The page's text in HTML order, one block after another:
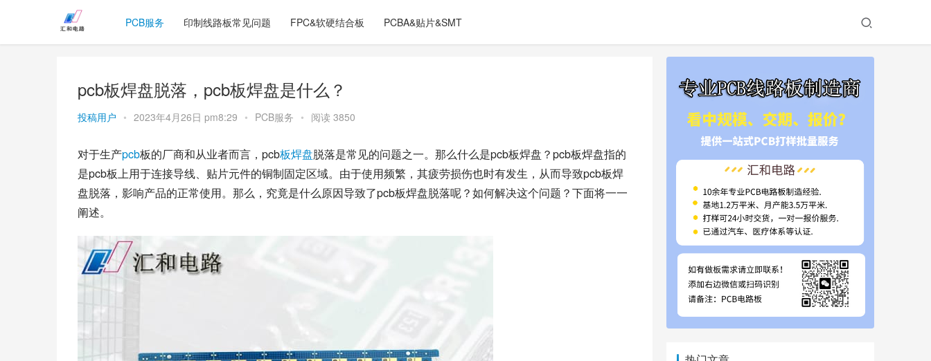
PCB服务 印制线路板常见问题 FPC&软硬结合板 PCBA&贴片&SMT
pcb板焊盘脱落，pcb板焊盘是什么？
投稿用户 • 2023年4月26日 pm8:29 • PCB服务 • 阅读 3850
对于生产pcb板的厂商和从业者而言，pcb板焊盘脱落是常见的问题之一。那么什么是pcb板焊盘？pcb板焊盘指的
是pcb板上用于连接导线、贴片元件的铜制固定区域。由于使用频繁，其疲劳损伤也时有发生，从而导致pcb板焊
盘脱落，影响产品的正常使用。那么，究竟是什么原因导致了pcb板焊盘脱落呢？如何解决这个问题？下面将一一
阐述。